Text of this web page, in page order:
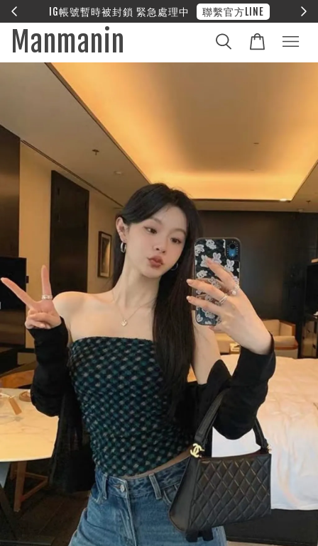
❤︎ 全館滿兩萬享免運
Manmanin